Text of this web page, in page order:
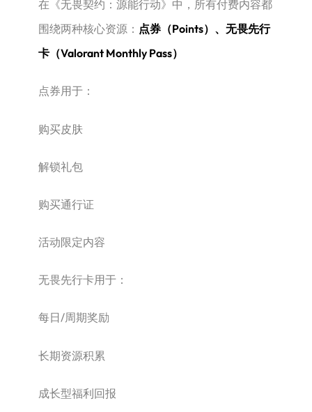
在《无畏契约：源能行动》中，所有付费内容都
围绕两种核心资源： 点券（Points）、 无畏先行
卡（Valorant Monthly Pass）
点券用于：
购买皮肤
解锁礼包
购买通行证
活动限定内容
无畏先行卡用于：
每日/周期奖励
长期资源积累
成长型福利回报